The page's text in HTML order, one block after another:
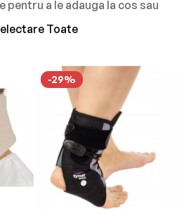
a le adauga la cos sau
Toate
-29%